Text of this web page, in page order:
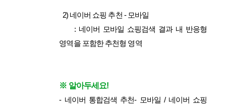
2) 네이버 쇼핑 추천 - 모바일
: 네이버 모바일 쇼핑검색 결과 내 반응형
영역을 포함한 추천형 영역
※ 알아두세요!
- 네이버 통합검색 추천- 모바일 / 네이버 쇼핑